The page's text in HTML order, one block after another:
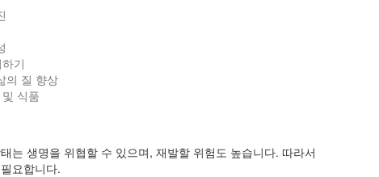
기
의 질 향상
식품
는 생명을 위협할 수 있으며, 재발할 위험도 높습니다. 따라서
요합니다.